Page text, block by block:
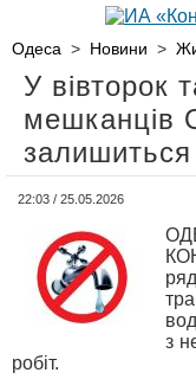
Одеса > Новини >
У вівторок
мешканців
22:03 / 25.05.2026
з
робіт.